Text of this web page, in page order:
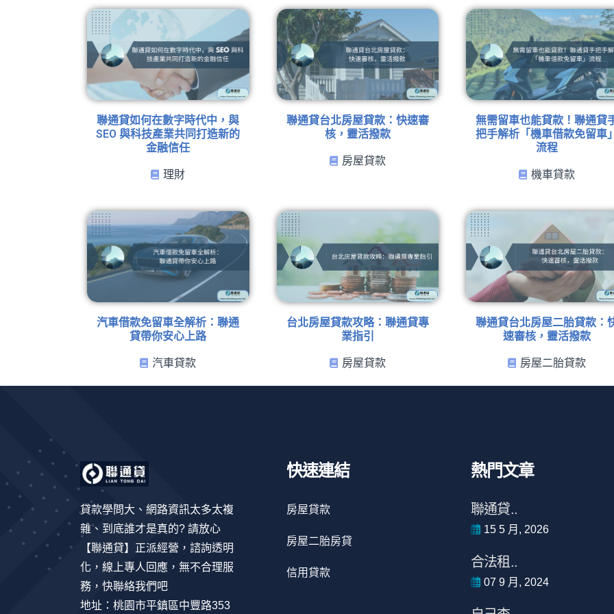
聯通貸如何在數字時代中，與
SEO 與科技產業共同打造新的
金融信任
理財
聯通貸台北房屋貸款：快速審
核，靈活撥款
房屋貸款
無需留車也能貸款！聯通貸
把手解析「機車借款免留車
流程
機車貸款
汽車借款免留車全解析：聯通
貸帶你安心上路
汽車貸款
台北房屋貸款攻略：聯通貸專
業指引
房屋貸款
聯通貸台北房屋二胎貸款：
速審核，靈活撥款
房屋二胎貸款
貸款學問大、網路資訊太多太複
雜、到底誰才是真的? 請放心
【聯通貸】正派經營，諮詢透明
化，線上專人回應，無不合理服
務，快聯絡我們吧
地址：桃園市平鎮區中豐路353
快速連結
房屋貸款
房屋二胎房貸
信用貸款
熱門文章
聯通貸..
15 5 月, 2026
合法租..
07 9 月, 2024